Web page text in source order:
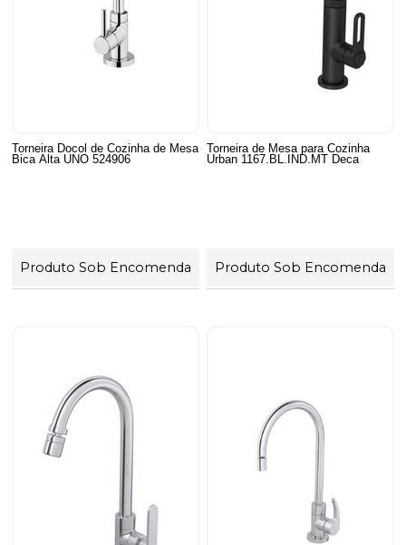
Torneira Docol de Cozinha de Mesa
Bica Alta UNO 524906
Produto Sob Encomenda
Torneira de Mesa para Cozinha
Urban 1167.BL.IND.MT Deca
Produto Sob Encomenda